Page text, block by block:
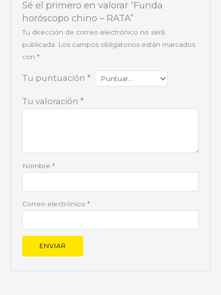
Sé el primero en valorar “Funda
horóscopo chino – RATA”
Tu dirección de correo electrónico no será
publicada. Los campos obligatorios están marcados
con *
Tu puntuación *
Tu valoración *
Nombre *
Correo electrónico *